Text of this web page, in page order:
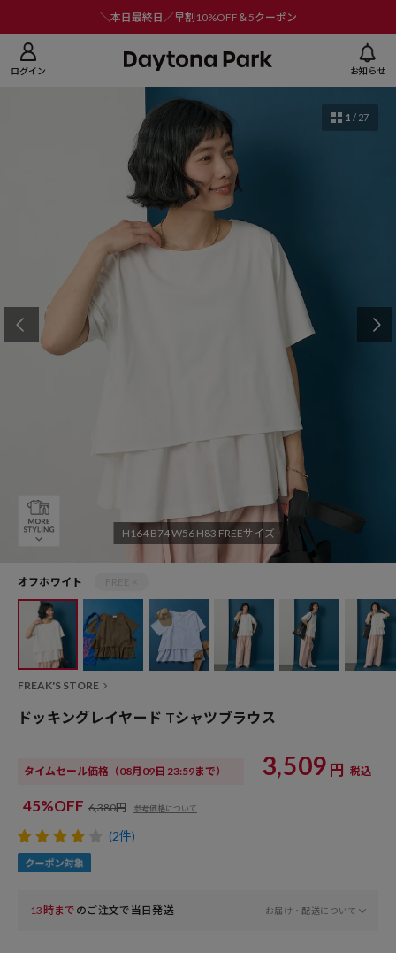
＼本日最終日／早割10%OFF＆5クーポン
ログイン お知らせ
H164 B74 W56 H83 FREEサイズ
1 / 27
オフホワイト
FREAK'S STORE
ドッキングレイヤード Tシャツブラウス
タイムセール価格 （08月09日 23:59まで） 3,509 円 税込
45%OFF 6,380円 参考価格について
(2件)
13時まで のご注文で当日発送 お届け・配送について